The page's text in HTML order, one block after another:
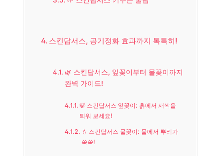
스킨답서스, 공기정화 효과까지 톡톡히!
🌿 스킨답서스, 잎꽂이부터 물꽂이까지
완벽 가이드!
🍃 스킨답서스 잎꽂이: 흙에서 새싹을
틔워 보세요!
💧 스킨답서스 물꽂이: 물에서 뿌리가
쑥쑥!